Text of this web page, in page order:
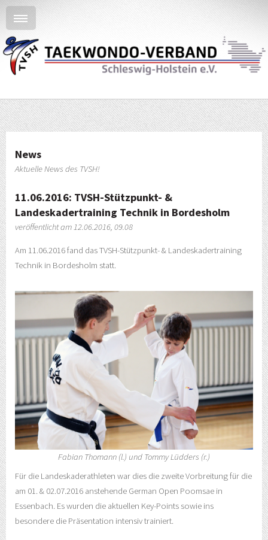
News
Aktuelle News des TVSH!
11.06.2016: TVSH-Stützpunkt- &
Landeskadertraining Technik in Bordesholm
veröffentlicht am 12.06.2016, 09.08
Am 11.06.2016 fand das TVSH-Stützpunkt- & Landeskadertraining
Technik in Bordesholm statt.
Fabian Thomann (l.) und Tommy Lüdders (r.)
Für die Landeskaderathleten war dies die zweite Vorbreitung für die
am 01. & 02.07.2016 anstehende German Open Poomsae in
Essenbach. Es wurden die aktuellen Key-Points sowie ins
besondere die Präsentation intensiv trainiert.